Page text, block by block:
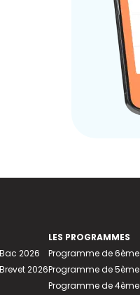
2026
2026
LES PROGRAMMES
Programme de 6ème
Programme de 5ème
Programme de 4ème